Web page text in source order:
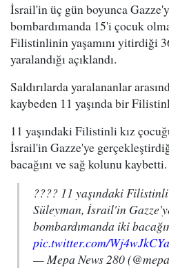
İsrail'in üç gün boyunca
bombardımanda 15'i çocuk
Filistinlinin yaşamını yitirdiği
yaralandığı açıklandı.
Saldırılarda yaralananlar
kaybeden 11 yaşında bir
11 yaşındaki Filistinli kız
İsrail'in Gazze'ye
bacağını ve sağ kolunu kaybetti.
???? 11 yaşındaki
Süleyman, İsrail'in
bombardımanda iki
pic.twitter.com/
— Mepa News 280